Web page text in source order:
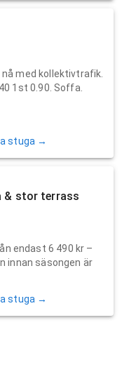
med kollektivtrafik.
1st 0.90. Soffa.
stuga →
& stor terrass
endast 6 490 kr –
innan säsongen är
stuga →